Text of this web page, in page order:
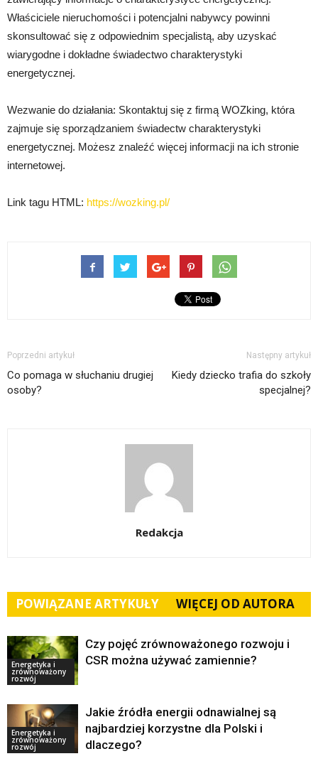
Właściciele nieruchomości i potencjalni nabywcy powinni
skonsultować się z odpowiednim specjalistą, aby uzyskać
wiarygodne i dokładne świadectwo charakterystyki
energetycznej.
Wezwanie do działania: Skontaktuj się z firmą WOZking, która
zajmuje się sporządzaniem świadectw charakterystyki
energetycznej. Możesz znaleźć więcej informacji na ich stronie
internetowej.
Link tagu HTML: https://wozking.pl/
Poprzedni artykuł
Co pomaga w słuchaniu drugiej
osoby?
Następny artykuł
Kiedy dziecko trafia do szkoły
specjalnej?
Redakcja
POWIĄZANE ARTYKUŁY WIĘCEJ OD AUTORA
Energetyka i
zrównoważony
rozwój
Czy pojęć zrównoważonego rozwoju i
CSR można używać zamiennie?
Energetyka i
zrównoważony
rozwój
Jakie źródła energii odnawialnej są
najbardziej korzystne dla Polski i
dlaczego?